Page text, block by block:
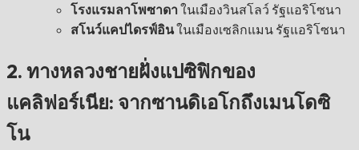
โรงแรมลาโพซาดา ในเมืองวินสโลว์ รัฐแอริโซนา
สโนว์แคปไดรฟ์อินในเมืองเซลิกแมน รัฐแอริโซนา
2. ทางหลวงชายฝั่งแปซิฟิกของ
แคลิฟอร์เนีย: จากซานดิเอโกถึงเมนโดซิ
โน